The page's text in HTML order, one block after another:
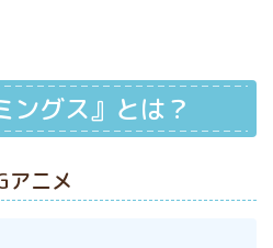
ングス』とは？
アニメ